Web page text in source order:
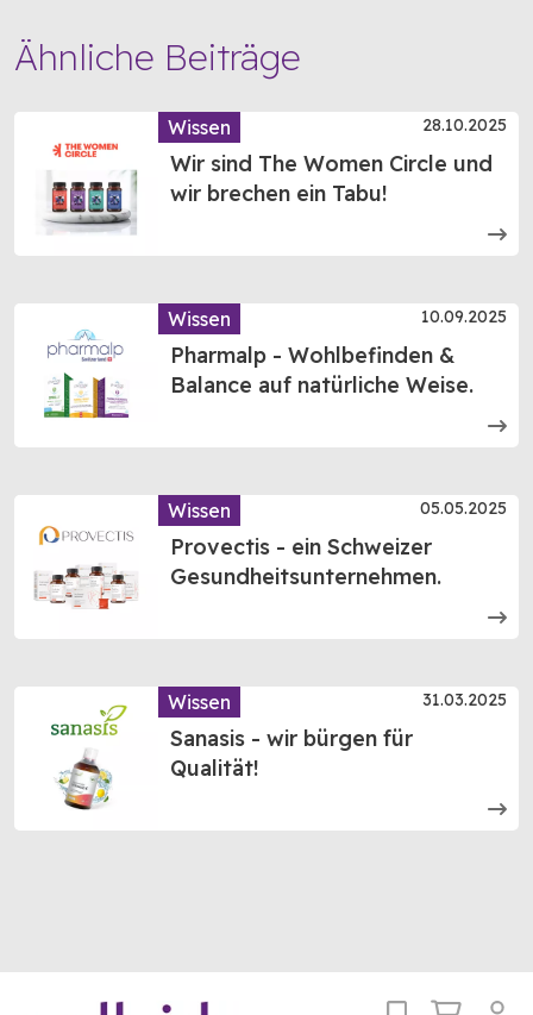
Ähnliche Beiträge
Wissen 28.10.2025
Wir sind The Women Circle und
wir brechen ein Tabu!
Wissen 10.09.2025
Pharmalp - Wohlbefinden &
Balance auf natürliche Weise.
Wissen 05.05.2025
Provectis - ein Schweizer
Gesundheitsunternehmen.
Wissen 31.03.2025
Sanasis - wir bürgen für
Qualität!